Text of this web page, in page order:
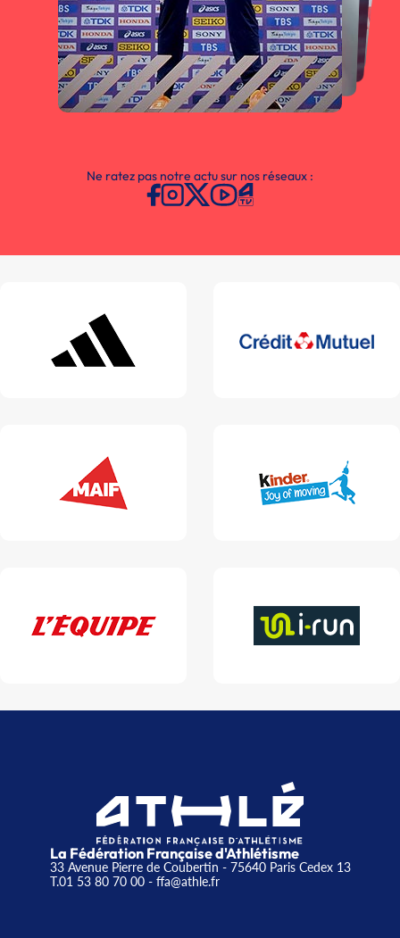
Ne ratez pas notre actu sur nos réseaux :
La Fédération Française d'Athlétisme
33 Avenue Pierre de Coubertin - 75640 Paris Cedex 13
T.01 53 80 70 00- ffa@athle.fr